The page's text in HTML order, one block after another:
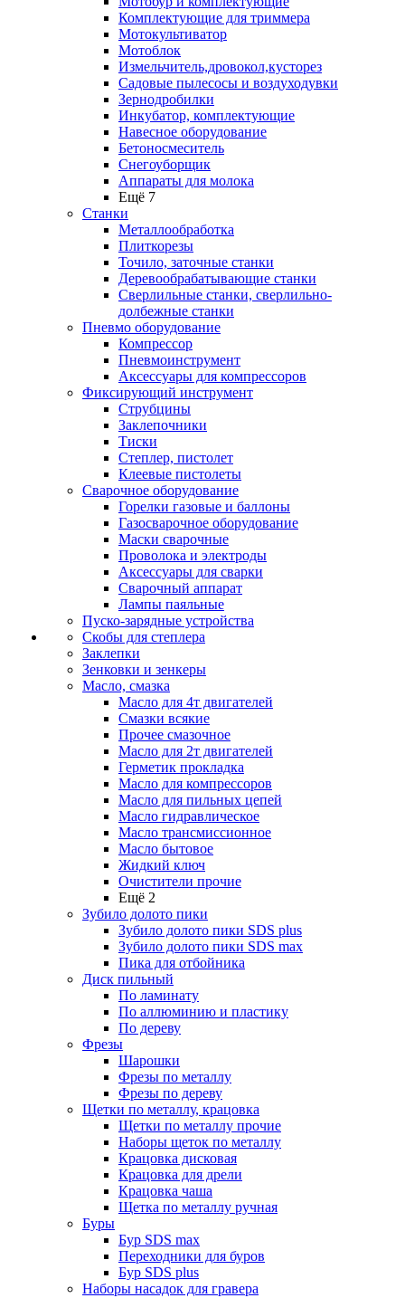
Комплектующие для триммера
Мотокультиватор
Мотоблок
Измельчитель,дровокол,кусторез
Садовые пылесосы и воздуходувки
Зернодробилки
Инкубатор, комплектующие
Навесное оборудование
Бетоносмеситель
Снегоуборщик
Аппараты для молока
Ещё 7
Станки
Металлообработка
Плиткорезы
Точило, заточные станки
Деревообрабатывающие станки
Сверлильные станки, сверлильно-
долбежные станки
Пневмо оборудование
Компрессор
Пневмоинструмент
Аксессуары для компрессоров
Фиксирующий инструмент
Струбцины
Заклепочники
Тиски
Степлер, пистолет
Клеевые пистолеты
Сварочное оборудование
Горелки газовые и баллоны
Газосварочное оборудование
Маски сварочные
Проволока и электроды
Аксессуары для сварки
Сварочный аппарат
Лампы паяльные
Пуско-зарядные устройства
Скобы для степлера
Заклепки
Зенковки и зенкеры
Масло, смазка
Масло для 4т двигателей
Смазки всякие
Прочее смазочное
Масло для 2т двигателей
Герметик прокладка
Масло для компрессоров
Масло для пильных цепей
Масло гидравлическое
Масло трансмиссионное
Масло бытовое
Жидкий ключ
Очистители прочие
Ещё 2
Зубило долото пики
Зубило долото пики SDS plus
Зубило долото пики SDS max
Пика для отбойника
Диск пильный
По ламинату
По аллюминию и пластику
По дереву
Фрезы
Шарошки
Фрезы по металлу
Фрезы по дереву
Щетки по металлу, крацовка
Щетки по металлу прочие
Наборы щеток по металлу
Крацовка дисковая
Крацовка для дрели
Крацовка чаша
Щетка по металлу ручная
Буры
Бур SDS max
Переходники для буров
Бур SDS plus
Наборы насадок для гравера